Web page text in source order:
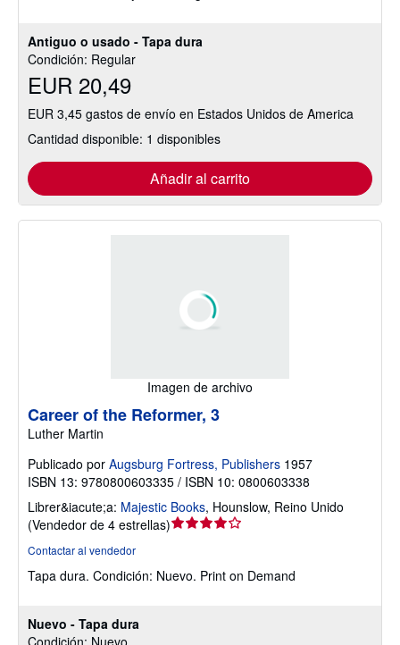
Antiguo o usado - Tapa dura
Condición: Regular
EUR 20,49
EUR 3,45 gastos de envío en Estados Unidos de America
Cantidad disponible: 1 disponibles
Añadir al carrito
Imagen de archivo
Nuevo - Tapa dura
Condición: Nuevo
Career of the Reformer, 3
Luther Martin
Publicado por Augsburg Fortress, Publishers 1957
ISBN 13: 9780800603335 / ISBN 10: 0800603338
Librer&iacute;a: Majestic Books, Hounslow, Reino Unido
(Vendedor de 4 estrellas)Calificación
4
Contactar al vendedor
Tapa dura. Condición: Nuevo. Print on Demand